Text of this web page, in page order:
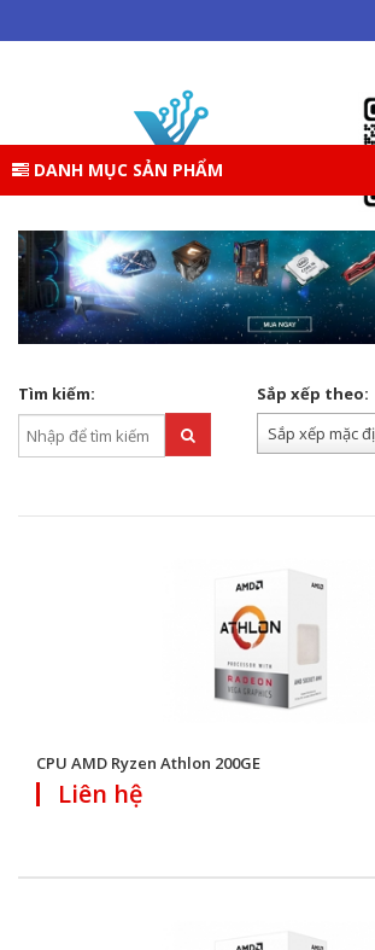
DANH MỤC SẢN PHẨM
TRANG CHỦ DANH MỤC SẢN PHẨM
LINH KIỆN DESKTOP
Tìm kiếm:
Sắp xếp theo:
Sắp xếp mặc
CPU AMD Ryzen Athlon 200GE
Liên hệ